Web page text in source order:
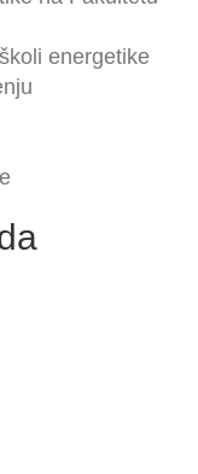
energetike